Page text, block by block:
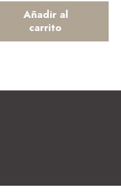
Añadir al
carrito